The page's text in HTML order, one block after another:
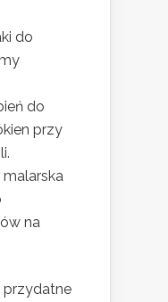
do
do
przy
na
przydatne